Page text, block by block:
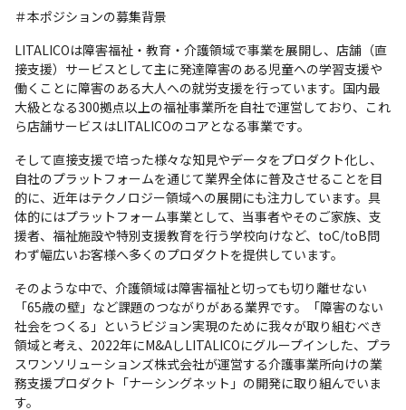
＃本ポジションの募集背景
LITALICOは障害福祉・教育・介護領域で事業を展開し、店舗（直
接支援）サービスとして主に発達障害のある児童への学習支援や
働くことに障害のある大人への就労支援を行っています。国内最
大級となる300拠点以上の福祉事業所を自社で運営しており、これ
ら店舗サービスはLITALICOのコアとなる事業です。
そして直接支援で培った様々な知見やデータをプロダクト化し、
自社のプラットフォームを通じて業界全体に普及させることを目
的に、近年はテクノロジー領域への展開にも注力しています。具
体的にはプラットフォーム事業として、当事者やそのご家族、支
援者、福祉施設や特別支援教育を行う学校向けなど、toC/toB問
わず幅広いお客様へ多くのプロダクトを提供しています。
そのような中で、介護領域は障害福祉と切っても切り離せない
「65歳の壁」など課題のつながりがある業界です。「障害のない
社会をつくる」というビジョン実現のために我々が取り組むべき
領域と考え、2022年にM&AしLITALICOにグループインした、プラ
スワンソリューションズ株式会社が運営する介護事業所向けの業
務支援プロダクト「ナーシングネット」の開発に取り組んでいま
す。